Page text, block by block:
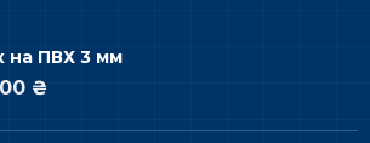
на ПВХ 3 мм
₴